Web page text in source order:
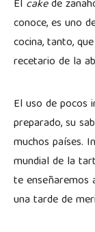
El cakede
conoce, es uno
cocina, tanto,
recetario de la
El uso de pocos
preparado, su
muchos países.
mundial de la
te enseñaremos
una tarde de